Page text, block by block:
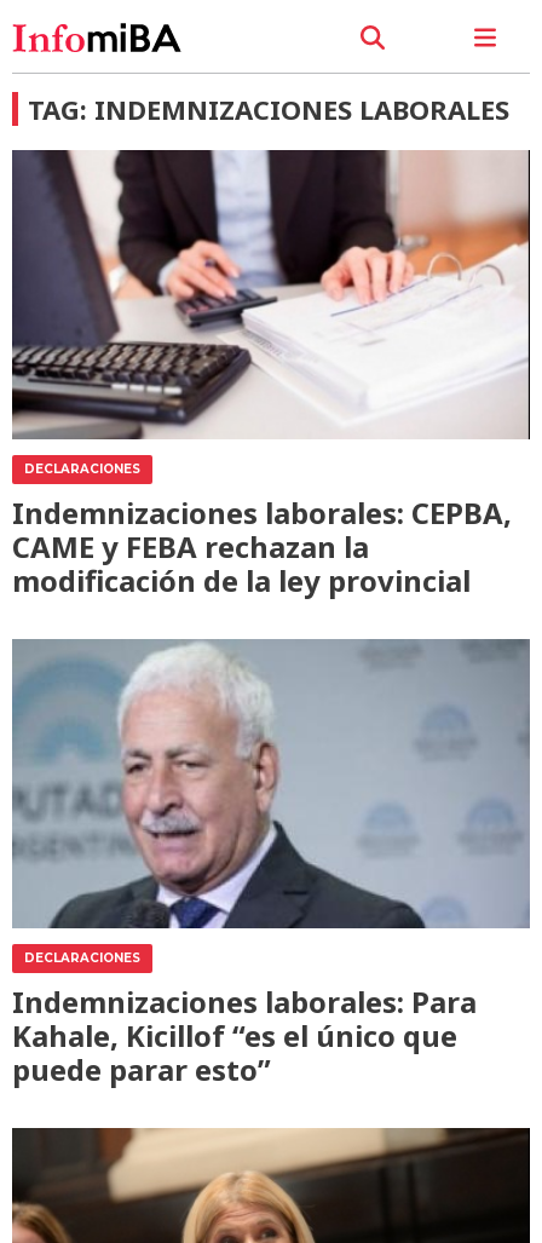
TAG: INDEMNIZACIONES LABORALES
DECLARACIONES
Indemnizaciones laborales: CEPBA,
CAME y FEBA rechazan la
modificación de la ley provincial
DECLARACIONES
Indemnizaciones laborales: Para
Kahale, Kicillof “es el único que
puede parar esto”